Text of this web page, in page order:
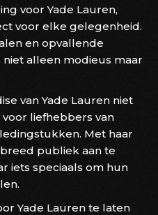
voor Yade Lauren,
voor elke gelegenheid.
en opvallende
alleen modieus maar
van Yade Lauren niet
liefhebbers van
Met haar
publiek aan te
iets speciaals om hun
Yade Lauren te laten